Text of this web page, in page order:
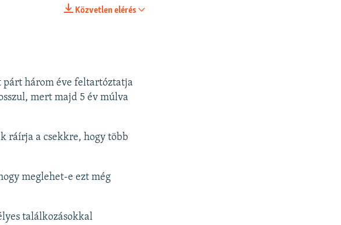
Közvetlen elérés
párt három éve feltartóztatja
mert majd 5 év múlva
ráírja a csekkre, hogy több
meglehet-e ezt még
találkozásokkal